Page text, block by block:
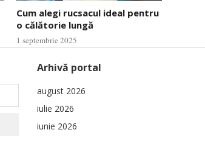
Cum alegi rucsacul ideal pentru
o călătorie lungă
1 septembrie 2025
Arhivă portal
august 2026
iulie 2026
iunie 2026